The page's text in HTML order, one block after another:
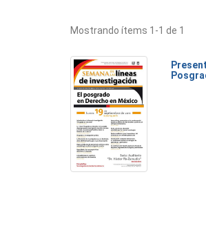
Mostrando ítems 1-1 de 1